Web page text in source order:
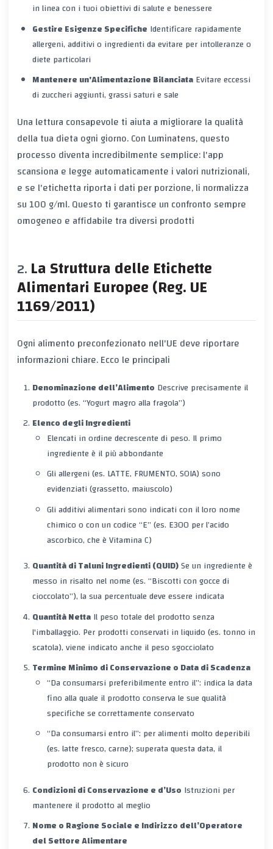
in linea con i tuoi obiettivi di salute e benessere
Gestire Esigenze Specifiche Identificare rapidamente
allergeni, additivi o ingredienti da evitare per intolleranze o
diete particolari
Mantenere un'Alimentazione BilanciataEvitare eccessi
di zuccheri aggiunti, grassi saturi e sale
Una lettura consapevole ti aiuta a migliorare la qualità
della tua dieta ogni giorno. Con Luminatens, questo
processo diventa incredibilmente semplice: l'app
scansiona e legge automaticamente i valori nutrizionali,
e se l'etichetta riporta i dati per porzione, li normalizza
su 100 g/ml. Questo ti garantisce un confronto sempre
omogeneo e affidabile tra diversi prodotti
La Struttura delle Etichette
Alimentari Europee (Reg. UE
1169/2011)
Ogni alimento preconfezionato nell'UE deve riportare
informazioni chiare. Ecco le principali
Denominazione dell’Alimento Descrive precisamente il
prodotto (es. “Yogurt magro alla fragola”)
Elenco degli Ingredienti
Elencati in ordine decrescente di peso. Il primo
ingrediente è il più abbondante
Gli allergeni (es. LATTE, FRUMENTO, SOIA) sono
evidenziati (grassetto, maiuscolo)
Gli additivi alimentari sono indicati con il loro nome
chimico o con un codice “E” (es. E300 per l’acido
ascorbico, che è Vitamina C)
Quantità di Taluni Ingredienti (QUID)Se un ingrediente è
messo in risalto nel nome (es. “Biscotti con gocce di
cioccolato”), la sua percentuale deve essere indicata
Quantità NettaIl peso totale del prodotto senza
l'imballaggio. Per prodotti conservati in liquido (es. tonno in
scatola), viene indicato anche il peso sgocciolato
Termine Minimo di Conservazione o Data di Scadenza
“Da consumarsi preferibilmente entro il”: indica la data
fino alla quale il prodotto conserva le sue qualità
specifiche se correttamente conservato
“Da consumarsi entro il”: per alimenti molto deperibili
(es. latte fresco, carne); superata questa data, il
prodotto non è sicuro
Condizioni di Conservazione e d’Uso Istruzioni per
mantenere il prodotto al meglio
Nome o Ragione Sociale e Indirizzo dell’Operatore
del Settore Alimentare